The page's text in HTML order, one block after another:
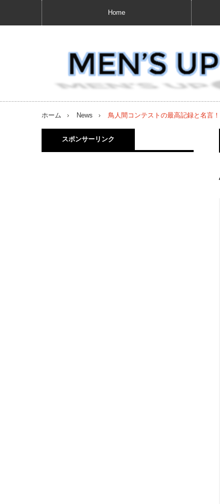
Home
ホーム News 鳥人間コンテストの最高記録と名言
スポンサーリンク